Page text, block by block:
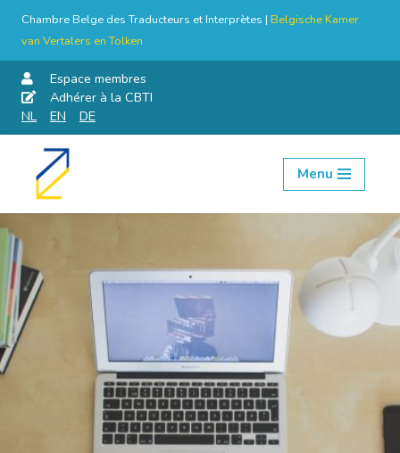
Chambre Belge des Traducteurs et Interprètes | Belgische Kamer
van Vertalers en Tolken
Espace membres
Adhérer à la CBTI
NL
EN DE
Aller
Menu